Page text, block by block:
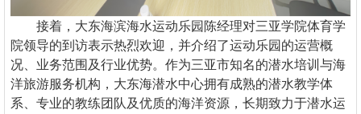
接着， 大东海滨海水运动乐园 陈经理对三亚学院体育学
院领导的到访表示热烈欢迎，并介绍了运动乐园 的运营概
况、业务范围及行业优势。作为三亚市知名的潜水培训与海
洋旅游服务机构，大东海潜水中心拥有成熟的潜水教学体
系、专业的教练团队及优质的海洋资源，长期致力于潜水运